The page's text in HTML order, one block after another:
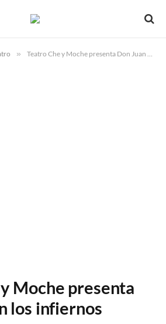
» Teatro Che y Moche presenta Don Juan en los infiernos
Moche presenta
los infiernos